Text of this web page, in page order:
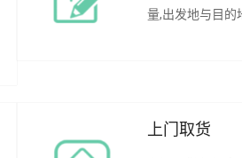
量,出发地与目的
上门取货